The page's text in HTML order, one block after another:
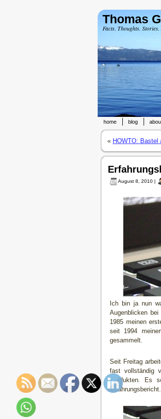
Thomas
Facts. Thoughts.
home blog
« HOWTO: Bastel
August 8, 2010 |
Ich bin ja nun
Augenblicken
1985 meinen
seit 1994
gesammelt.
Seit Freitag
fast vollständig
Produkten. Es
Erfahrungsbericht.